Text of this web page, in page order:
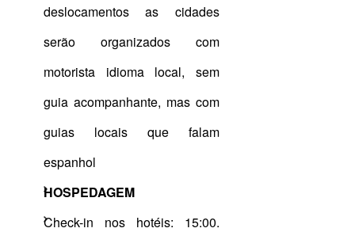
deslocamentos as cidades
serão organizados com
motorista idioma local, sem
guia acompanhante, mas com
guias locais que falam
espanhol
HOSPEDAGEM
Check-in nos hotéis: 15:00.